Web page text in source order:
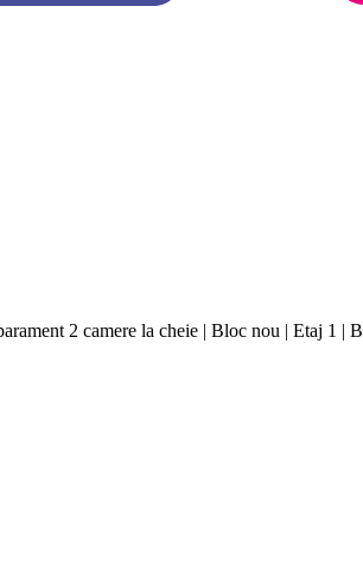
2 camere la cheie | Bloc nou | Etaj 1 |